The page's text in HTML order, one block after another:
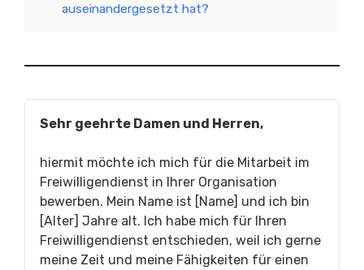
auseinandergesetzt hat?
Sehr geehrte Damen und Herren,
hiermit möchte ich mich für die Mitarbeit im
Freiwilligendienst in Ihrer Organisation
bewerben. Mein Name ist [Name] und ich bin
[Alter] Jahre alt. Ich habe mich für Ihren
Freiwilligendienst entschieden, weil ich gerne
meine Zeit und meine Fähigkeiten für einen